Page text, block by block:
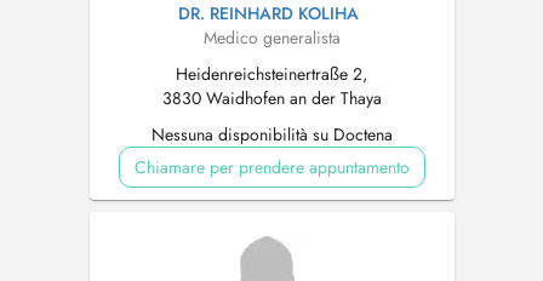
DR. REINHARD KOLIHA
Medico generalista
Heidenreichsteinertraße 2,
3830 Waidhofen an der Thaya
Nessuna disponibilità su Doctena
Chiamare per prendere appuntamento